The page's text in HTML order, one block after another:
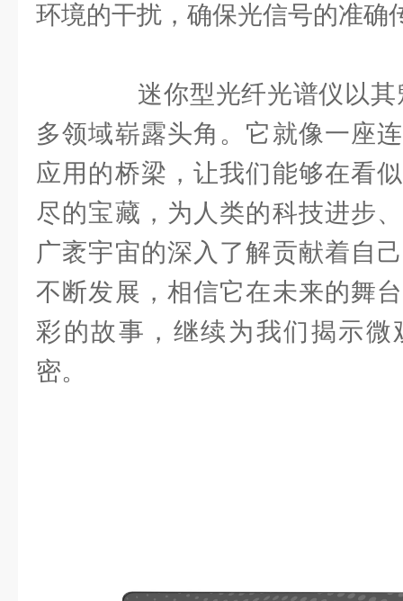
环境的干扰，确保光信号的准确
迷你型光纤光谱仪以其
多领域崭露头角。它就像一座
应用的桥梁，让我们能够在看
尽的宝藏，为人类的科技进步
广袤宇宙的深入了解贡献着自
不断发展，相信它在未来的舞
彩的故事，继续为我们揭示
密。